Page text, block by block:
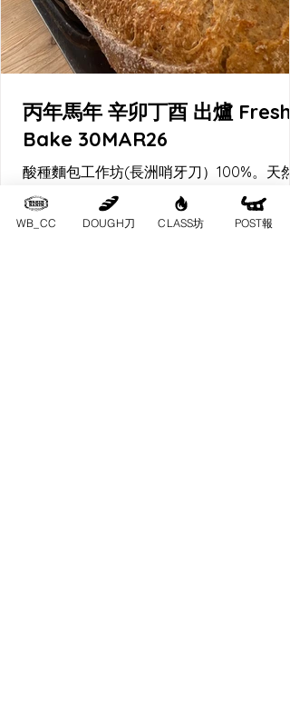
丙年馬年 辛卯丁酉 出爐 Fresh
Bake 30MAR26
酸種麵包工作坊(長洲哨牙刀）100%。天然
母酸種麵包。
WB_CC DOUGH刀 CLASS坊 POST報